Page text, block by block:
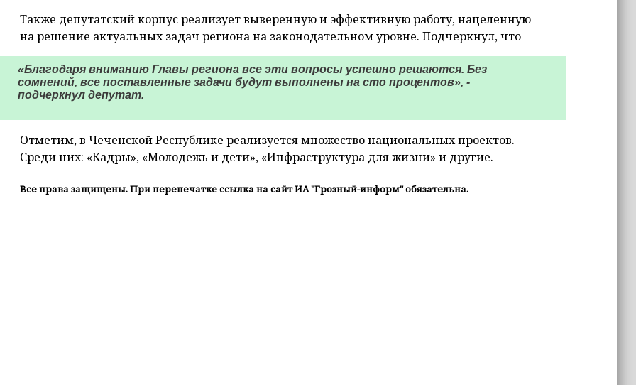
Также депутатский корпус реализует выверенную и эффективную работу, нацеленную
на решение актуальных задач региона на законодательном уровне. Подчеркнул, что
«Благодаря вниманию Главы региона все эти вопросы успешно решаются. Без
сомнений, все поставленные задачи будут выполнены на сто процентов», -
подчеркнул депутат.
Отметим, в Чеченской Республике реализуется множество национальных проектов.
Среди них: «Кадры», «Молодежь и дети», «Инфраструктура для жизни» и другие.
Все права защищены. При перепечатке ссылка на сайт ИА "Грозный-информ" обязательна.